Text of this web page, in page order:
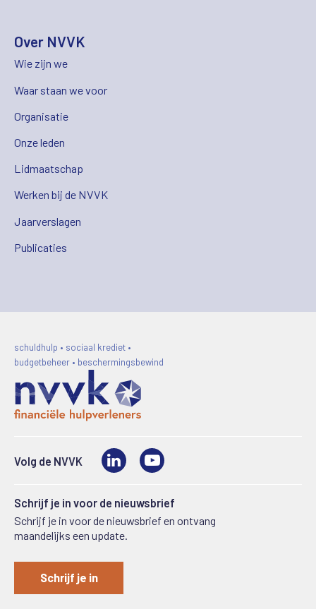
Over NVVK
Wie zijn we
Waar staan we voor
Organisatie
Onze leden
Lidmaatschap
Werken bij de NVVK
Jaarverslagen
Publicaties
schuldhulp • sociaal krediet •
budgetbeheer • beschermingsbewind
Volg de NVVK LinkedIn
Schrijf je in voor de nieuwsbrief
Schrijf je in voor de nieuwsbrief en ontvang
maandelijks een update.
Schrijf je in